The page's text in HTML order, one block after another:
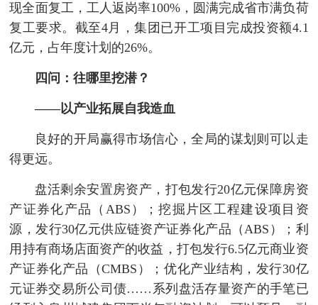
现全面复工，工人返岗率100%，圆满完成省市满负荷
复工要求。截至4月，集团已开工项目完成投资额4.1
亿元，占年度计划的26%。
四问：往哪里挖潜？
——以产业拓展自我造血
良好的开局赢得市场信心，全局的谋划则可以走
得更远。
盘活剩余安置房资产，打包发行20亿元保障房资
产证券化产品（ABS）；挖掘片区工程建设项目资
源，发行30亿元供应链资产证券化产品（ABS）；利
用持有商场店面资产的收益，打包发行6.5亿元商业资
产证券化产品（CMBS）；优化产业结构，发行30亿
元证券交易所公司债……系列盘活存量资产的手笔已